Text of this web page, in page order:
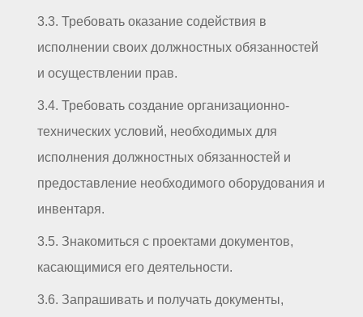
3.3. Требовать оказание содействия в
исполнении своих должностных обязанностей
и осуществлении прав.
3.4. Требовать создание организационно-
технических условий, необходимых для
исполнения должностных обязанностей и
предоставление необходимого оборудования и
инвентаря.
3.5. Знакомиться с проектами документов,
касающимися его деятельности.
3.6. Запрашивать и получать документы,